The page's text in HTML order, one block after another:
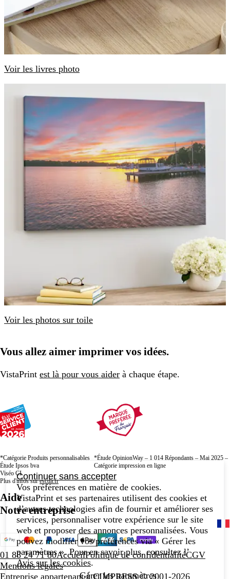
Voir les livres photo
Voir les photos sur toile
Vous allez aimer imprimer vos idées.
VistaPrint est là pour vous aider à chaque étape.
*Catégorie Produits personnalisables
Étude Ipsos bva
Viséo CI
Plus d'infos surescda.fr
*Étude OpinionWay – 1 014 Répondants – Mai 2025 –
Catégorie impression en ligne
Aide
Notre entreprise
01 88 24 71 80AccueilPolitique de confidentialitéCGV
Mentions légales
Entreprise appartenant à CIMPRESS© 2001-2026
Continuer sans accepter
Vos préférences en matière de cookies.
VistaPrint et ses partenaires utilisent des cookies et
d’autres technologies afin de fournir et améliorer ses
services, personnaliser votre expérience sur le site
web et proposer des annonces personnalisées. Vous
pouvez modifier vos préférences via « Gérer les
paramètres ». Pour en savoir plus, consultez l’
Avis sur les cookies.
Gérer les paramètres